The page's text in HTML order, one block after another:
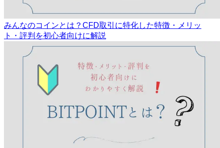
みんなのコインとは？CFD取引に特化した特徴・メリッ
ト・評判を初心者向けに解説